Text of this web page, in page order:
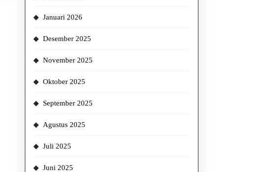
Januari 2026
Desember 2025
November 2025
Oktober 2025
September 2025
Agustus 2025
Juli 2025
Juni 2025